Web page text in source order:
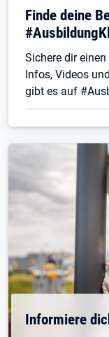
Finde deine
Sichere dir
Infos, Videos
gibt es auf
Informiere